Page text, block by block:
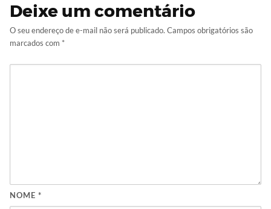
Deixe um comentário
O seu endereço de e-mail não será publicado. Campos obrigatórios são
marcados com *
NOME *